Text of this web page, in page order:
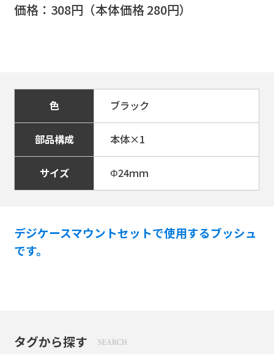
価格： 308円（本体価格280円）
色 ブラック
部品構成 本体×1
サイズ Φ24ｍｍ
デジケースマウントセットで使用するブッシュ
です。
タグから探す SEARCH